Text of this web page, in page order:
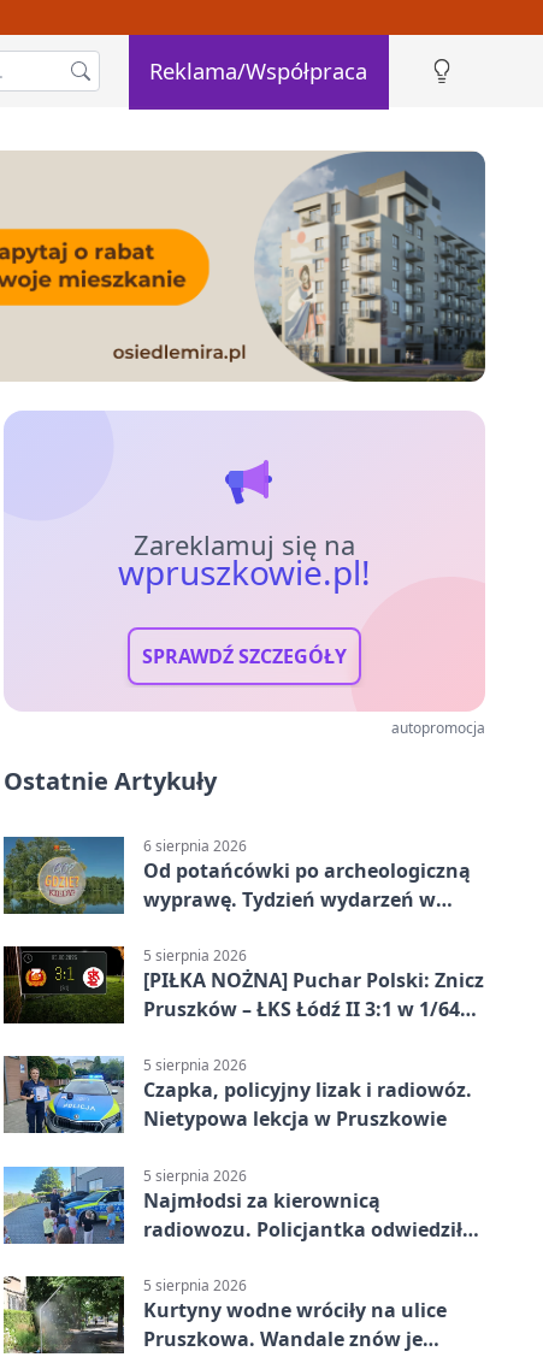
Reklama/Współpraca
Zareklamuj się na
wpruszkowie.pl!
SPRAWDŹ SZCZEGÓŁY
autopromocja
Ostatnie Artykuły
6 sierpnia 2026
Od potańcówki po archeologiczną
wyprawę. Tydzień wydarzeń w
5 sierpnia 2026
[PIŁKA NOŻNA] Puchar Polski: Znicz
Pruszków – ŁKS Łódź II 3:1 w 1/64
5 sierpnia 2026
Czapka, policyjny lizak i radiowóz.
Nietypowa lekcja w Pruszkowie
5 sierpnia 2026
Najmłodsi za kierownicą
radiowozu. Policjantka odwiedziła
5 sierpnia 2026
Kurtyny wodne wróciły na ulice
Pruszkowa. Wandale znów je